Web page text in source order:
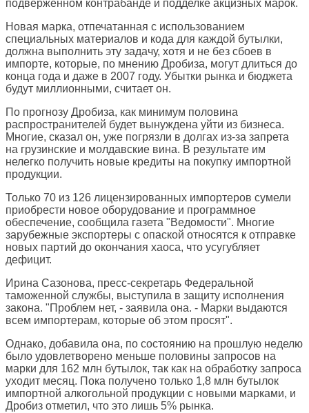
подверженном контрабанде и подделке акцизных марок.
Новая марка, отпечатанная с использованием
специальных материалов и кода для каждой бутылки,
должна выполнить эту задачу, хотя и не без сбоев в
импорте, которые, по мнению Дробиза, могут длиться до
конца года и даже в 2007 году. Убытки рынка и бюджета
будут миллионными, считает он.
По прогнозу Дробиза, как минимум половина
распространителей будет вынуждена уйти из бизнеса.
Многие, сказал он, уже погрязли в долгах из-за запрета
на грузинские и молдавские вина. В результате им
нелегко получить новые кредиты на покупку импортной
продукции.
Только 70 из 126 лицензированных импортеров сумели
приобрести новое оборудование и программное
обеспечение, сообщила газета "Ведомости". Многие
зарубежные экспортеры с опаской относятся к отправке
новых партий до окончания хаоса, что усугубляет
дефицит.
Ирина Сазонова, пресс-секретарь Федеральной
таможенной службы, выступила в защиту исполнения
закона. "Проблем нет, - заявила она. - Марки выдаются
всем импортерам, которые об этом просят".
Однако, добавила она, по состоянию на прошлую неделю
было удовлетворено меньше половины запросов на
марки для 162 млн бутылок, так как на обработку запроса
уходит месяц. Пока получено только 1,8 млн бутылок
импортной алкогольной продукции с новыми марками, и
Дробиз отметил, что это лишь 5% рынка.